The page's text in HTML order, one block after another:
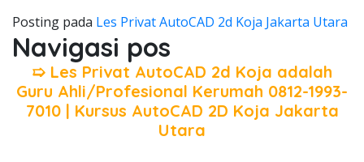
Posting pada Les Privat AutoCAD 2d Koja Jakarta Utara
Navigasi pos
➯ Les Privat AutoCAD 2d Koja adalah
Guru Ahli/Profesional Kerumah 0812-1993-
7010 | Kursus AutoCAD 2D Koja Jakarta
Utara